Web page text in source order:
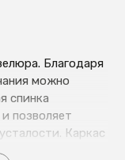
Благодаря
можно
спинка
позволяет
Каркас
и позволяет